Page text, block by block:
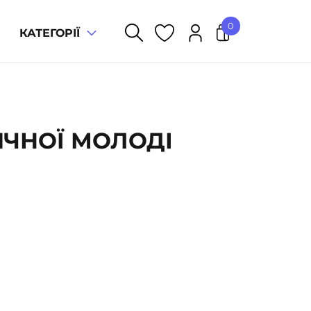
КАТЕГОРІЇ
0
У кошику немає товарів.
МОЛОДІ